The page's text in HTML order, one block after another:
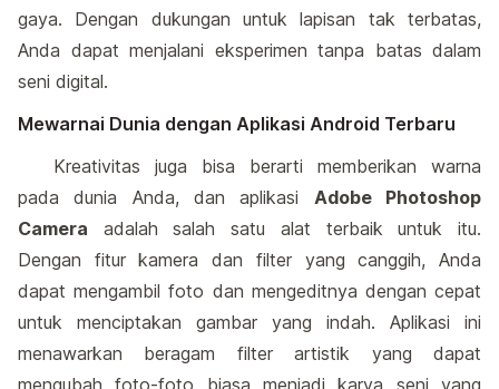
gaya. Dengan dukungan untuk lapisan tak terbatas,
Anda dapat menjalani eksperimen tanpa batas dalam
seni digital.
Mewarnai Dunia dengan Aplikasi Android Terbaru
Kreativitas juga bisa berarti memberikan warna
pada dunia Anda, dan aplikasi Adobe Photoshop
Camera adalah salah satu alat terbaik untuk itu.
Dengan fitur kamera dan filter yang canggih, Anda
dapat mengambil foto dan mengeditnya dengan cepat
untuk menciptakan gambar yang indah. Aplikasi ini
menawarkan beragam filter artistik yang dapat
mengubah foto-foto biasa menjadi karya seni yang